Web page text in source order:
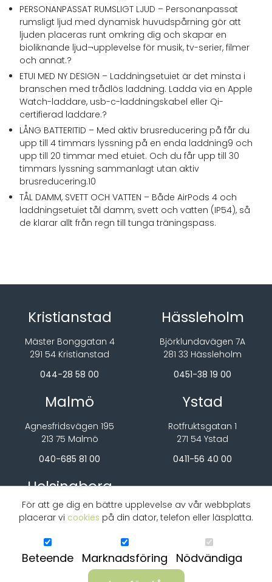
PERSONANPASSAT RUMSLIGT LJUD – Personanpassat
rumsligt ljud med dynamisk huvudspårning gör att
ljuden placeras runt omkring dig och skapar en
bioliknande ljud¬upplevelse för musik, tv-serier, filmer
och annat.?
ETUI MED NY DESIGN – Laddningsetuiet är det minsta i
branschen med trådlös laddning. Ladda via en Apple
Watch-laddare, usb-c-laddningskabel eller Qi-
certifierad laddare.?
LÅNG BATTERITID – Med aktiv brusreducering på får du
upp till 4 timmars lyssning på en enda laddning9 och
upp till 20 timmar med etuiet. Och du får upp till 30
timmars lyssning sammanlagt utan aktiv
brusreducering.10
TÅL DAMM, SVETT OCH VATTEN – Både AirPods 4 och
laddningsetuiet tål damm, svett och vatten (IP54), så
de klarar allt från regn till tunga träningspass.
Kristianstad
Mäster Bonggatan 4
291 54 Kristianstad
044-28 58 00
Hässleholm
Björklundavägen 7A
281 33 Hässleholm
0451-38 19 00
Malmö
Agnesfridsvägen 195
213 75 Malmö
040-685 81 00
Ystad
Rotfruktsgatan 1
271 54 Ystad
0411-56 40 00
Helsingborg
Garnisonsgatan 10G
254 66 Helsingborg
042-444 29 00
För att ge dig en bättre upplevelse av vår webbplats
placerar vi cookies på din dator, telefon eller läsplatta.
Beteende Marknadsföring
Nödvändiga